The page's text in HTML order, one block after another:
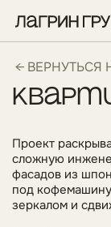
Проект
сложную
фасадов из
под
зеркалом и